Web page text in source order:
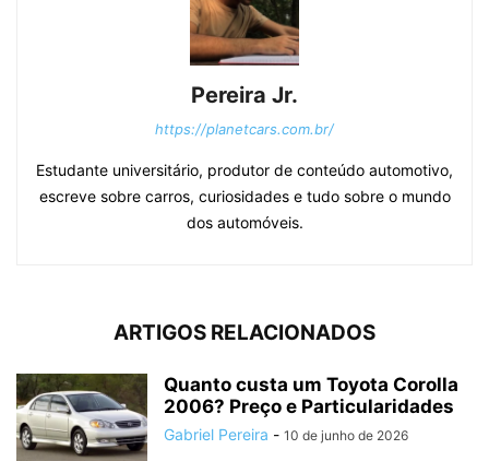
Pereira Jr.
https://planetcars.com.br/
Estudante universitário, produtor de conteúdo automotivo,
escreve sobre carros, curiosidades e tudo sobre o mundo
dos automóveis.
ARTIGOS RELACIONADOS
Quanto custa um Toyota Corolla
2006? Preço e Particularidades
Gabriel Pereira - 10 de junho de 2026